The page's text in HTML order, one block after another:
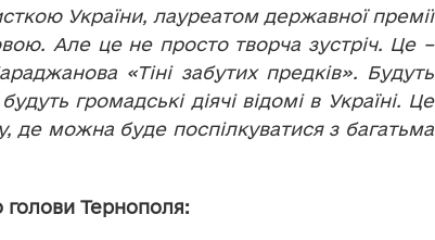
України, лауреатом державної премії
Але це не просто творча зустріч. Це –
«Тіні забутих предків». Будуть
громадські діячі відомі в Україні. Це
де можна буде поспілкуватися з багатьма
Тернополя: